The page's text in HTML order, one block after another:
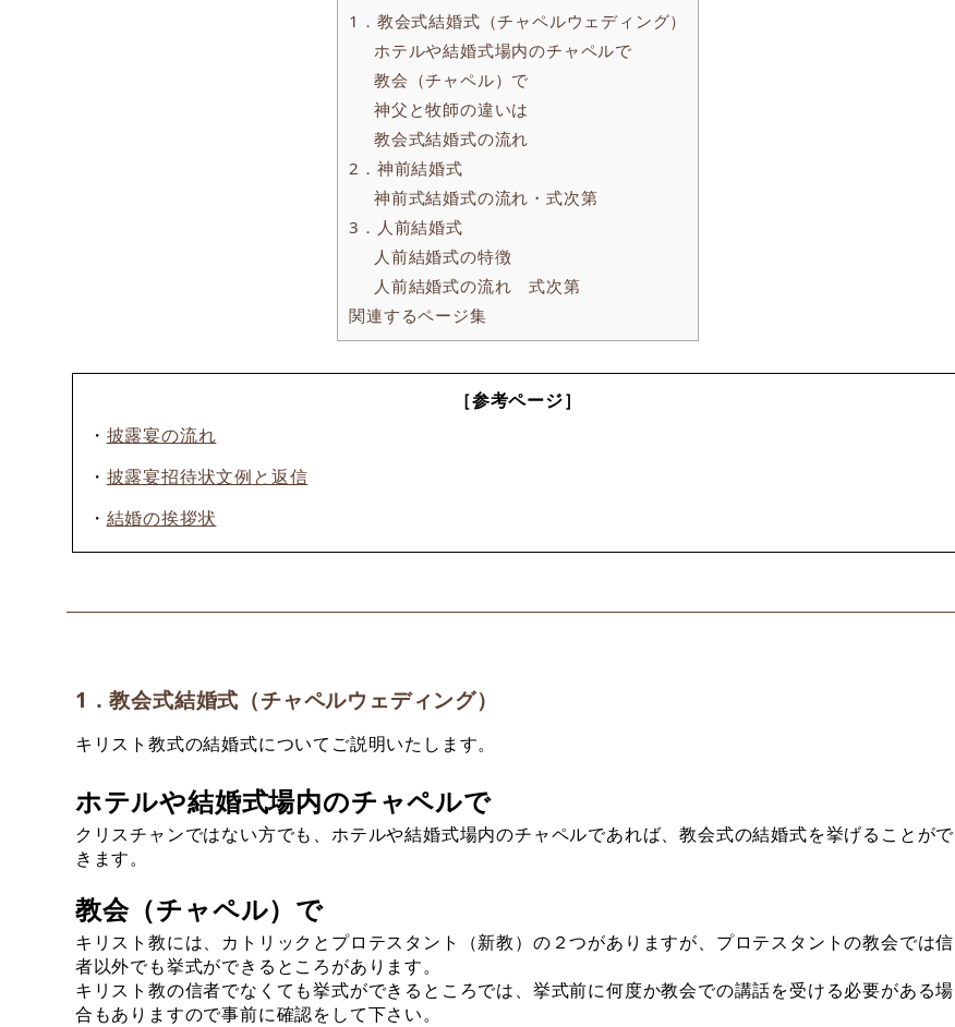
1．教会式結婚式（チャペルウェディング）
ホテルや結婚式場内のチャペルで
教会（チャペル）で
神父と牧師の違いは
教会式結婚式の流れ
2．神前結婚式
神前式結婚式の流れ・式次第
3．人前結婚式
人前結婚式の特徴
人前結婚式の流れ 式次第
関連するページ集
［参考ページ］
・ 披露宴の流れ
・ 披露宴招待状文例と返信
・ 結婚の挨拶状
1．教会式結婚式（チャペルウェディング）
キリスト教式の結婚式についてご説明いたします。
ホテルや結婚式場内のチャペルで
クリスチャンではない方でも、ホテルや結婚式場内のチャペルであれば、教会式の結婚式を挙げることがで
きます。
教会（チャペル）で
キリスト教には、カトリックとプロテスタント（新教）の２つがありますが、プロテスタントの教会では信
者以外でも挙式ができるところがあります。
キリスト教の信者でなくても挙式ができるところでは、挙式前に何度か教会での講話を受ける必要がある場
合もありますので事前に確認をして下さい。